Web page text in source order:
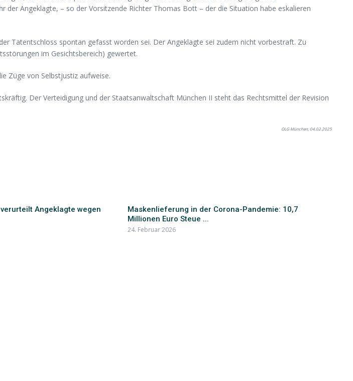
Angeklagte, – so der Vorsitzende Richter Thomas Bott – der die Situation habe eskalieren
Tatentschloss spontan gefasst worden sei. Der Angeklagte sei zudem nicht vorbestraft. Zu
im Gesichtsbereich) gewertet.
Züge von Selbstjustiz aufweise.
Der Verteidigung und der Staatsanwaltschaft München II steht das Rechtsmittel der Revision
OLG München, 04.02.2025
Angeklagte wegen
Maskenlieferung in der Corona-Pandemie: 10,7
Millionen Euro Steue ...
24. Februar 2026